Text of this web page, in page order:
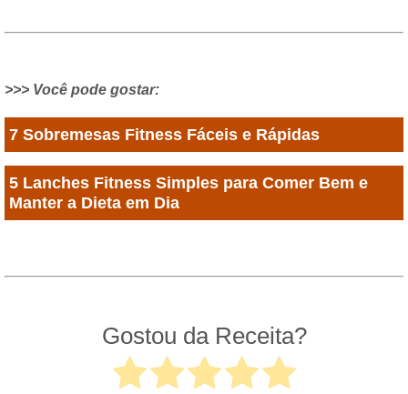
>>> Você pode gostar:
7 Sobremesas Fitness Fáceis e Rápidas
5 Lanches Fitness Simples para Comer Bem e
Manter a Dieta em Dia
Gostou da Receita?